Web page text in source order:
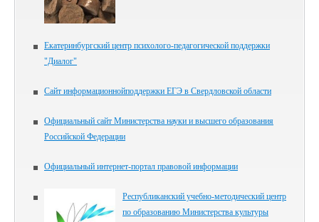
Екатеринбургский центр психолого-педагогической поддержки
"Диалог"
Сайт информационнойподдержки ЕГЭ в Свердловской области
Официальный сайт Министерства науки и высшего образования
Российской Федерации
Официальный интернет-портал правовой информации
Республиканский учебно-методический центр
по образованию Министерства культуры